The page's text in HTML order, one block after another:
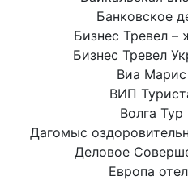
Банковское
Бизнес Тревел –
Бизнес Тревел
Виа
ВИП
Волга Тур
Дагомыс
Деловое
Европа